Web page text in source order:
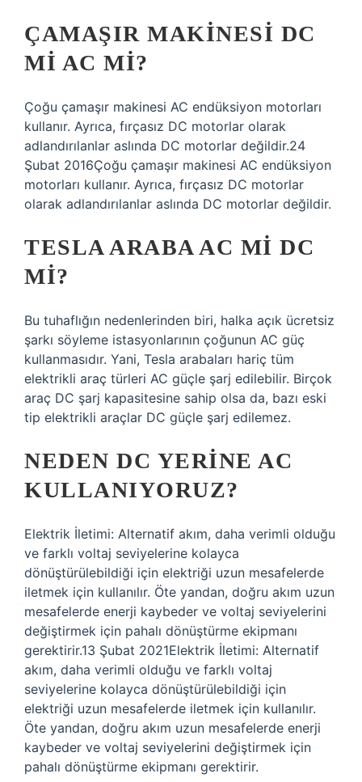
ÇAMAŞIR MAKINESI DC
MI AC MI?
Çoğu çamaşır makinesi AC endüksiyon motorları
kullanır. Ayrıca, fırçasız DC motorlar olarak
adlandırılanlar aslında DC motorlar değildir.24
Şubat 2016Çoğu çamaşır makinesi AC endüksiyon
motorları kullanır. Ayrıca, fırçasız DC motorlar
olarak adlandırılanlar aslında DC motorlar değildir.
TESLA ARABA AC MI DC
MI?
Bu tuhaflığın nedenlerinden biri, halka açık ücretsiz
şarkı söyleme istasyonlarının çoğunun AC güç
kullanmasıdır. Yani, Tesla arabaları hariç tüm
elektrikli araç türleri AC güçle şarj edilebilir. Birçok
araç DC şarj kapasitesine sahip olsa da, bazı eski
tip elektrikli araçlar DC güçle şarj edilemez.
NEDEN DC YERINE AC
KULLANIYORUZ?
Elektrik İletimi: Alternatif akım, daha verimli olduğu
ve farklı voltaj seviyelerine kolayca
dönüştürülebildiği için elektriği uzun mesafelerde
iletmek için kullanılır. Öte yandan, doğru akım uzun
mesafelerde enerji kaybeder ve voltaj seviyelerini
değiştirmek için pahalı dönüştürme ekipmanı
gerektirir.13 Şubat 2021Elektrik İletimi: Alternatif
akım, daha verimli olduğu ve farklı voltaj
seviyelerine kolayca dönüştürülebildiği için
elektriği uzun mesafelerde iletmek için kullanılır.
Öte yandan, doğru akım uzun mesafelerde enerji
kaybeder ve voltaj seviyelerini değiştirmek için
pahalı dönüştürme ekipmanı gerektirir.